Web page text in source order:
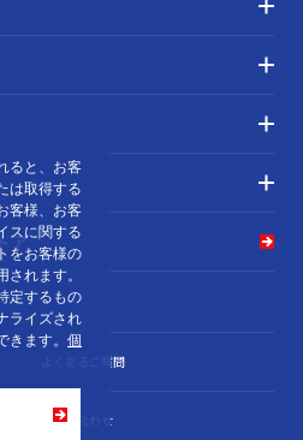
ア
よくあるご質問
お問い合わせ
ると、お客
は取得する
客様、お客
スに関する
をお客様の
れます。
定するもの
ライズされ
ます。 個